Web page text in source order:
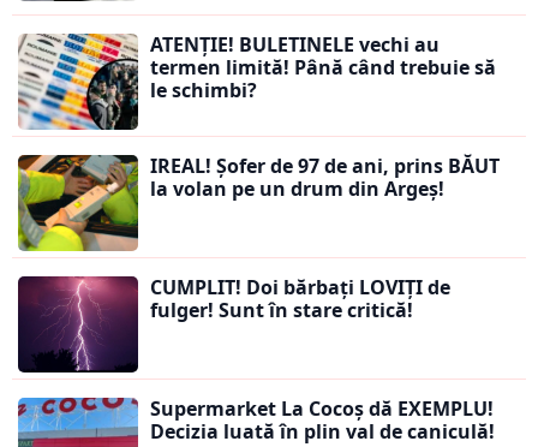
ATENȚIE! BULETINELE vechi au
termen limită! Până când trebuie să
le schimbi?
IREAL! Șofer de 97 de ani, prins BĂUT
la volan pe un drum din Argeș!
CUMPLIT! Doi bărbați LOVIȚI de
fulger! Sunt în stare critică!
Supermarket La Cocoș dă EXEMPLU!
Decizia luată în plin val de caniculă!